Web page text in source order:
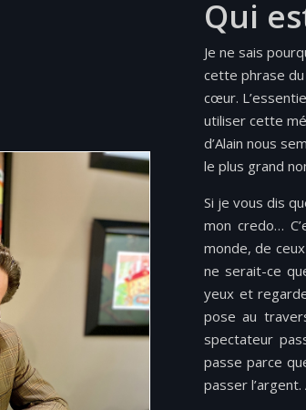
Qui
Je ne sais
cette phrase du
cœur.
utiliser cette
d’Alain nous
le plus grand
Si je vous dis
mon credo…
monde, de
ne serait-​ce
yeux et
pose au
spec­ta­teur
passe parce
passer